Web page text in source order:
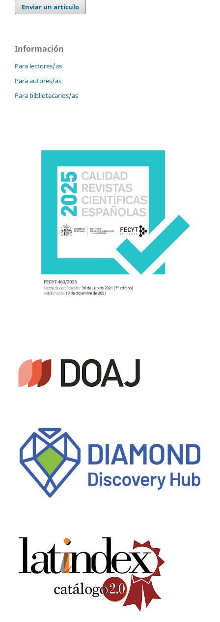
Enviar un artículo
Información
Para lectores/as
Para autores/as
Para bibliotecarios/as